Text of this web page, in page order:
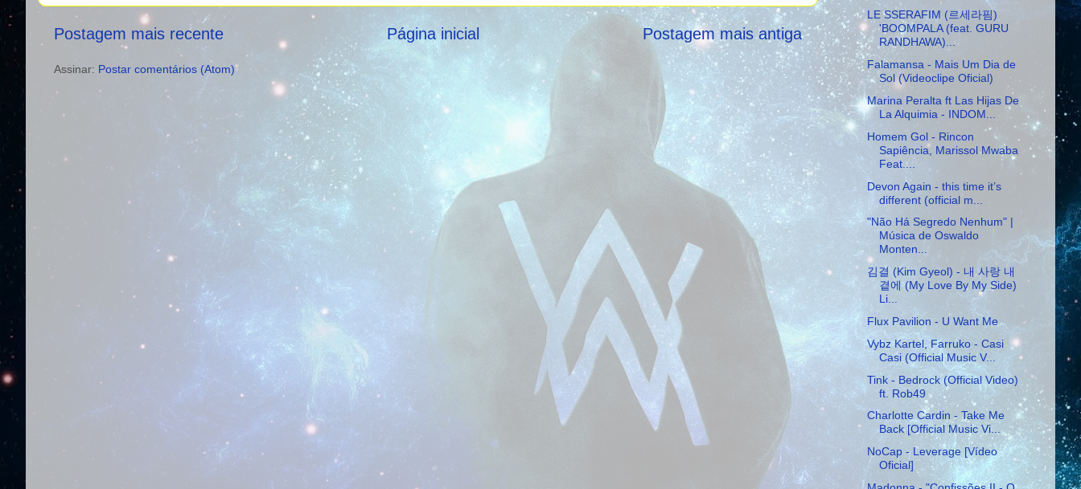
Postagem mais recente Postagem mais antiga
Página inicial
Assinar: Postar comentários (Atom)
LE SSERAFIM (르세라핌)
'BOOMPALA (feat. GURU
RANDHAWA)...
Falamansa - Mais Um Dia de
Sol (Videoclipe Oficial)
Marina Peralta ft Las Hijas De
La Alquimia - INDOM...
Homem Gol - Rincon
Sapiência, Marissol Mwaba
Feat....
Devon Again - this time it’s
different (official m...
"Não Há Segredo Nenhum" |
Música de Oswaldo
Monten...
김결 (Kim Gyeol) - 내 사랑 내
곁에 (My Love By My Side)
Li...
Flux Pavilion - U Want Me
Vybz Kartel, Farruko - Casi
Casi (Official Music V...
Tink - Bedrock (Official Video)
ft. Rob49
Charlotte Cardin - Take Me
Back [Official Music Vi...
NoCap - Leverage [Vídeo
Oficial]